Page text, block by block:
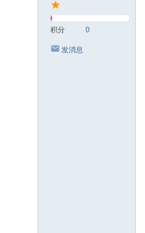
积分 0
发消息